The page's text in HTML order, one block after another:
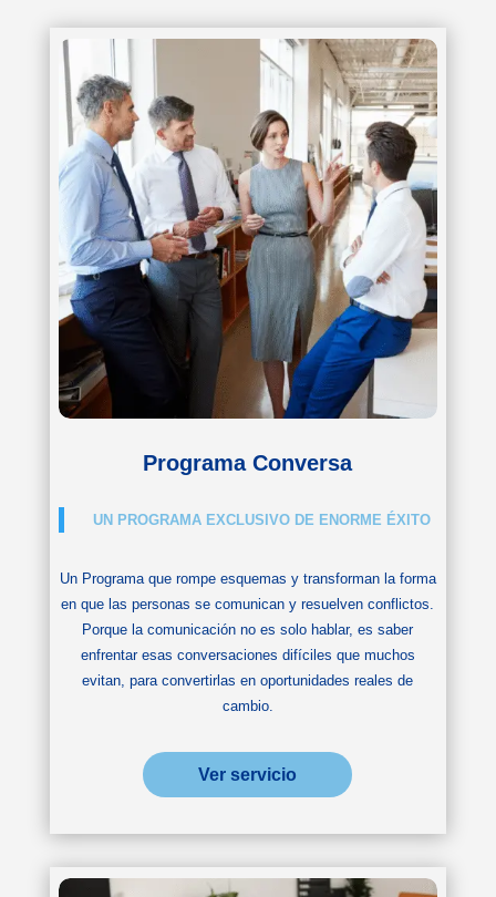
Programa Conversa
UN PROGRAMA EXCLUSIVO DE ENORME ÉXITO
Un Programa que rompe esquemas y transforman la forma
en que las personas se comunican y resuelven conflictos.
Porque la comunicación no es solo hablar, es saber
enfrentar esas conversaciones difíciles que muchos
evitan, para convertirlas en oportunidades reales de
cambio.
Ver servicio